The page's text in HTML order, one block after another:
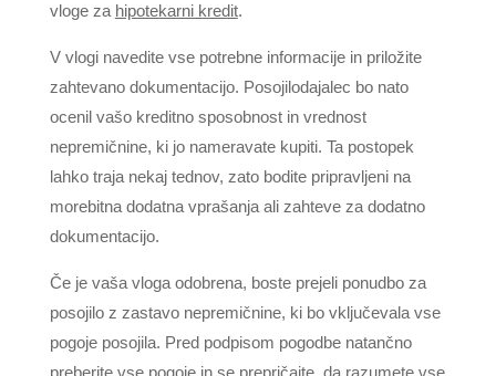
vloge za hipotekarni kredit.
V vlogi navedite vse potrebne informacije in priložite
zahtevano dokumentacijo. Posojilodajalec bo nato
ocenil vašo kreditno sposobnost in vrednost
nepremičnine, ki jo nameravate kupiti. Ta postopek
lahko traja nekaj tednov, zato bodite pripravljeni na
morebitna dodatna vprašanja ali zahteve za dodatno
dokumentacijo.
Če je vaša vloga odobrena, boste prejeli ponudbo za
posojilo z zastavo nepremičnine, ki bo vključevala vse
pogoje posojila. Pred podpisom pogodbe natančno
preberite vse pogoje in se prepričajte, da razumete vse